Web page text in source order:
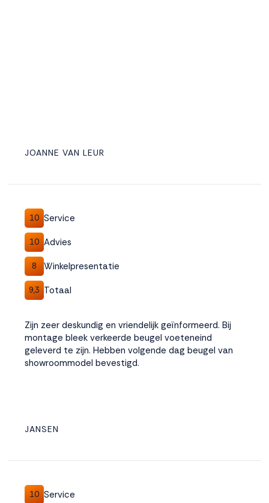
JOANNE VAN LEUR
10 Service
10 Advies
8 Winkelpresentatie
9,3 Totaal
Zijn zeer deskundig en vriendelijk geïnformeerd. Bij
montage bleek verkeerde beugel voeteneind
geleverd te zijn. Hebben volgende dag beugel van
showroommodel bevestigd.
JANSEN
10 Service